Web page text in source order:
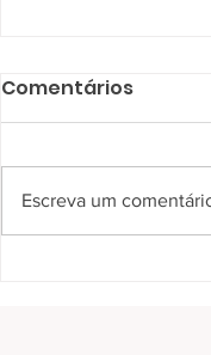
Comentários
Escreva um